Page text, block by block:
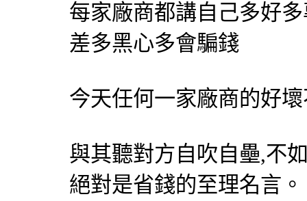
每家廠商都講自己多好
差多黑心多會騙錢
今天任何一家廠商的好
與其聽對方自吹自壘,不
絕對是省錢的至理名言。